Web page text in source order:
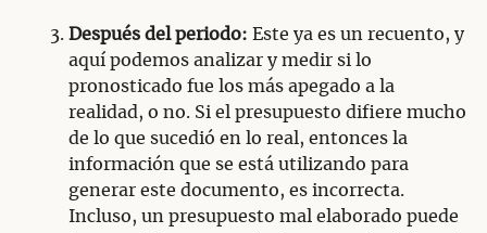
Después del periodo: Este ya es un recuento, y
aquí podemos analizar y medir si lo
pronosticado fue los más apegado a la
realidad, o no. Si el presupuesto difiere mucho
de lo que sucedió en lo real, entonces la
información que se está utilizando para
generar este documento, es incorrecta.
Incluso, un presupuesto mal elaborado puede